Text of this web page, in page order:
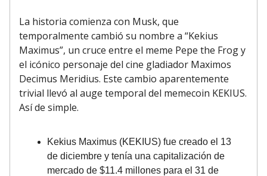
La historia comienza con Musk, que
temporalmente cambió su nombre a “Kekius
Maximus”, un cruce entre el meme Pepe the Frog y
el icónico personaje del cine gladiador Maximos
Decimus Meridius. Este cambio aparentemente
trivial llevó al auge temporal del memecoin KEKIUS.
Así de simple.
Kekius Maximus (KEKIUS) fue creado el 13
de diciembre y tenía una capitalización de
mercado de $11.4 millones para el 31 de